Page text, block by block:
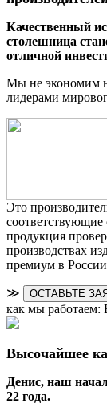
Качественный
столешница
отличной
Мы не экономим
лидерами
Это
соответствующие
продукция
производствах
премиум в
≫ ОСТАВЬТЕ
как мы работаем:
Высочайшее
Денис, наш
22 года.